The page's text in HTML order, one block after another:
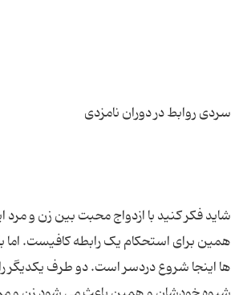
شاید فکر کنید با ازدواج محبت بین زن و مرد
همین برای استحکام یک رابطه کافیست. اما
ها اینجا شروع دردسر است. دو طرف یکدیگر